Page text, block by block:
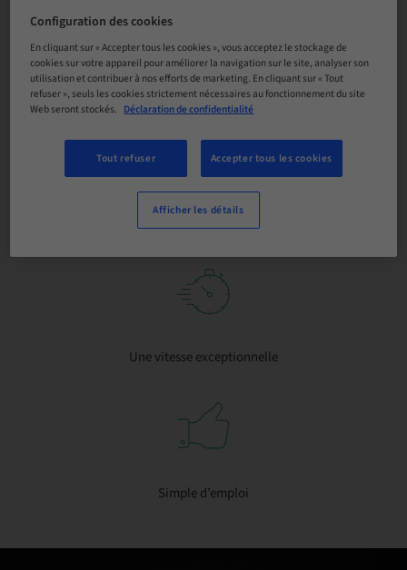
Tranquillité d’esprit
Une vitesse exceptionnelle
Simple d’emploi
Configuration des cookies
En cliquant sur « Accepter tous les cookies », vous acceptez le stockage de
cookies sur votre appareil pour améliorer la navigation sur le site, analyser son
utilisation et contribuer à nos efforts de marketing. En cliquant sur « Tout
refuser », seuls les cookies strictement nécessaires au fonctionnement du site
Web seront stockés. Déclaration de confidentialité
Tout refuser Accepter tous les cookies
Afficher les détails